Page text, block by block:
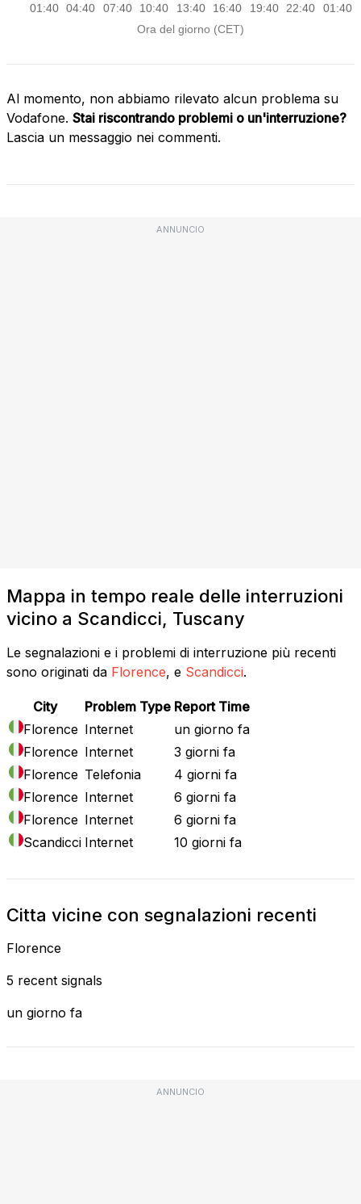
Al momento, non abbiamo rilevato alcun problema su
Vodafone. Stai riscontrando problemi o un'interruzione?
Lascia un messaggio nei commenti.
ANNUNCIO
Mappa in tempo reale delle interruzioni
vicino a Scandicci, Tuscany
Le segnalazioni e i problemi di interruzione più recenti
sono originati da Florence, e Scandicci.
City Problem Type Report Time
Florence Internet
un giorno fa
Florence Internet
3 giorni fa
Florence Telefonia
4 giorni fa
Florence Internet
6 giorni fa
Florence Internet
6 giorni fa
Scandicci Internet 10 giorni fa
Citta vicine con segnalazioni recenti
Florence
5 recent signals
un giorno fa
ANNUNCIO